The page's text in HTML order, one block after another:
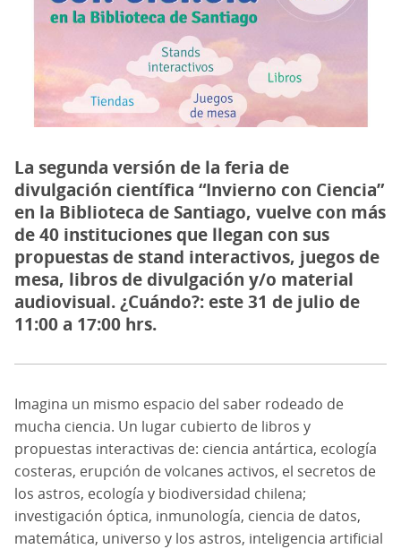
La segunda versión de la feria de
divulgación científica “Invierno con Ciencia”
en la Biblioteca de Santiago, vuelve con más
de 40 instituciones que llegan con sus
propuestas de stand interactivos, juegos de
mesa, libros de divulgación y/o material
audiovisual. ¿Cuándo?: este 31 de julio de
11:00 a 17:00 hrs.
Imagina un mismo espacio del saber rodeado de
mucha ciencia. Un lugar cubierto de libros y
propuestas interactivas de: ciencia antártica, ecología
costeras, erupción de volcanes activos, el secretos de
los astros, ecología y biodiversidad chilena;
investigación óptica, inmunología, ciencia de datos,
matemática, universo y los astros, inteligencia artificial